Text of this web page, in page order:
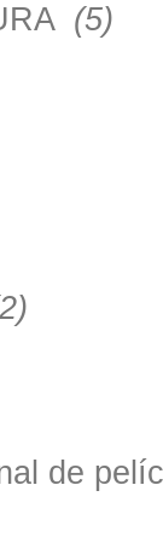
(5)
de